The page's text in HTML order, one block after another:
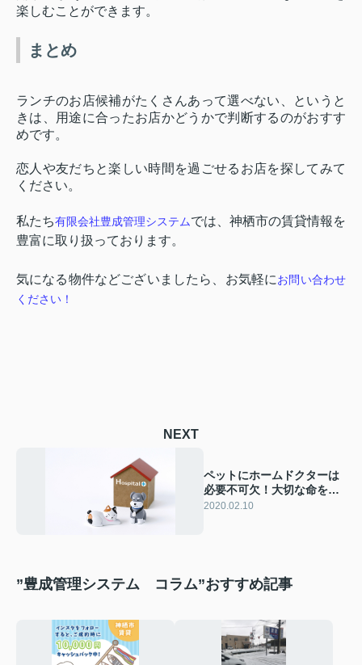
楽しむことができます。
まとめ
ランチのお店候補がたくさんあって選べない、というと
きは、用途に合ったお店かどうかで判断するのがおすす
めです。
恋人や友だちと楽しい時間を過ごせるお店を探してみて
ください。
私たち有限会社豊成管理システムでは、神栖市の賃貸情報を
豊富に取り扱っております。
気になる物件などございましたら、お気軽にお問い合わせ
ください！
NEXT
ペットにホームドクターは
必要不可欠！大切な命を守
る神栖市の動物病院2選
2020.02.10
”豊成管理システム コラム”おすすめ記事